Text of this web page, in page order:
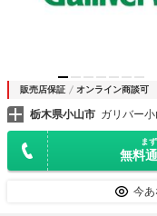
販売店保証 オンライン商談可
栃木県小山市 ガリバー
ま
無料
今